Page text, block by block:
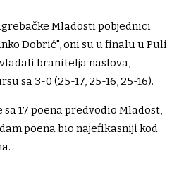
Mladosti pobjednici
Dobrić", oni su u finalu u Puli
branitelja naslova,
sa 3-0 (25-17, 25-16, 25-16).
17 poena predvodio Mladost,
poena bio najefikasniji kod